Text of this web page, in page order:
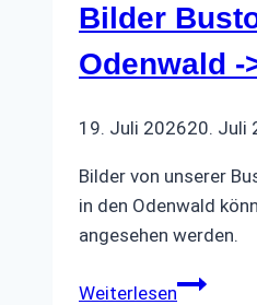
Bilder
Odenwald
19. Juli 202620. Juli
Bilder von unserer
in den Odenwald
angesehen werden.
WeiterlesenBilder